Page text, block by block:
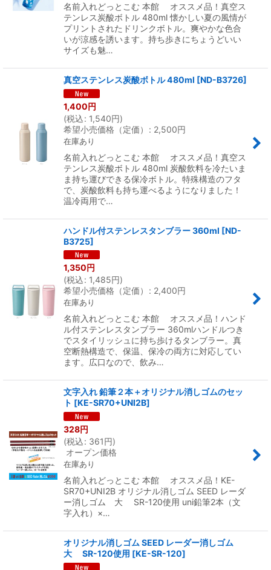
名前入れどっとこむ 本館 オススメ品！真空ス
テンレス炭酸ボトル 480ml 懐かしい夏の風情が
プリントされたドリンクボトル。爽やかな色合
いが涼感を誘います。持ち歩きにちょうどいい
サイズも魅…
真空ステンレス炭酸ボトル 480ml [ND-B3726]
1,400円
(税込: 1,540円)
希望小売価格（定価）
: 2,500円
在庫あり
名前入れどっとこむ 本館 オススメ品！真空ス
テンレス炭酸ボトル 480ml 炭酸飲料を冷たいま
ま持ち運びできる保冷ボトル。特殊構造のフタ
で、炭酸飲料も持ち運べるようになりました！
温冷両用で…
ハンドル付ステンレスタンブラー 360ml [ND-
B3725]
1,350円
(税込: 1,485円)
希望小売価格（定価）
: 2,400円
在庫あり
名前入れどっとこむ 本館 オススメ品！ハンド
ル付ステンレスタンブラー 360mlハンドルつき
でスタイリッシュに持ち歩けるタンブラー。真
空断熱構造で、保温、保冷の両方に対応してい
ます。広口なので、飲み…
文字入れ 鉛筆２本＋オリジナル消しゴムのセッ
ト [KE-SR70+UNI2B]
328円
(税込: 361円)
オープン価格
在庫あり
名前入れどっとこむ 本館 オススメ品！KE-
SR70+UNI2B オリジナル消しゴム SEED レーダ
ー消しゴム 大 SR-120使用 uni鉛筆2本（文
字入れ）×…
オリジナル消しゴム SEED レーダー消しゴム
大 SR-120使用 [KE-SR-120]